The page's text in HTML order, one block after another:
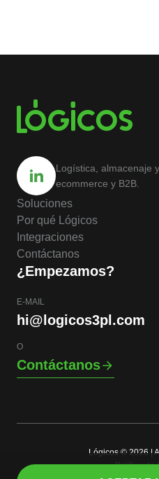
Logística, almacenaje
ecommerce y B2B.
Soluciones
Por qué Lógicos
Integraciones
Contáctanos
¿Empezamos?
E-MAIL
hi@logicos3pl.com
O
Contáctanos
Lógicos © 2026 |
Política de